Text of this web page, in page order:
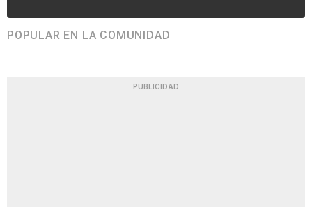
POPULAR EN LA COMUNIDAD
PUBLICIDAD